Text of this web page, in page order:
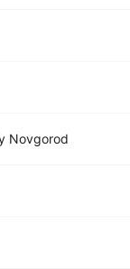
Novgorod